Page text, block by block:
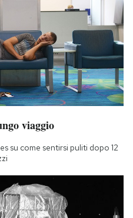
viaggio
su come sentirsi puliti dopo 12